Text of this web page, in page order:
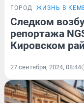
ГОРОД ЖИЗНЬ В
Следком
репортажа
Кировском
27 сентября, 2024, 08:44